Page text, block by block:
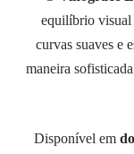
equilíbrio visual
curvas suaves e
maneira
Disponível em